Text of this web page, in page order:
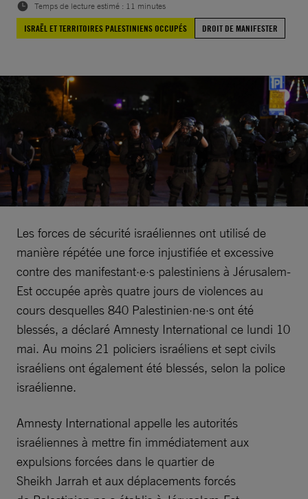
Temps de lecture estimé : 11 minutes
ISRAËL ET TERRITOIRES PALESTINIENS OCCUPÉS
DROIT DE MANIFESTER
Les forces de sécurité israéliennes ont utilisé de
manière répétée une force injustifiée et excessive
contre des manifestant·e·s palestiniens à Jérusalem-
Est occupée après quatre jours de violences au
cours desquelles 840 Palestinien·ne·s ont été
blessés, a déclaré Amnesty International ce lundi 10
mai. Au moins 21 policiers israéliens et sept civils
israéliens ont également été blessés, selon la police
israélienne.
Amnesty International appelle les autorités
israéliennes à mettre fin immédiatement aux
expulsions forcées dans le quartier de
Sheikh Jarrah et aux déplacements forcés